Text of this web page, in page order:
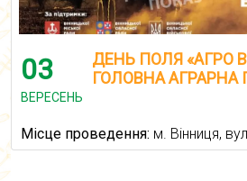
03
ВЕРЕСЕНЬ
ДЕНЬ ПОЛЯ «АГРО
ГОЛОВНА АГРАРНА
Місце проведення: м. Вінниця,